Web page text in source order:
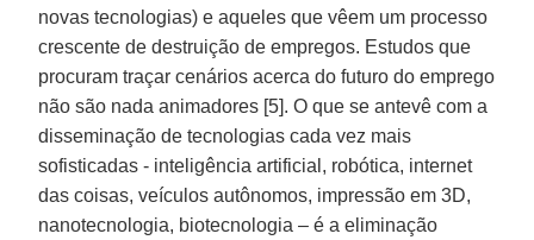
novas tecnologias) e aqueles que vêem um processo
crescente de destruição de empregos. Estudos que
procuram traçar cenários acerca do futuro do emprego
não são nada animadores [5]. O que se antevê com a
disseminação de tecnologias cada vez mais
sofisticadas - inteligência artificial, robótica, internet
das coisas, veículos autônomos, impressão em 3D,
nanotecnologia, biotecnologia – é a eliminação